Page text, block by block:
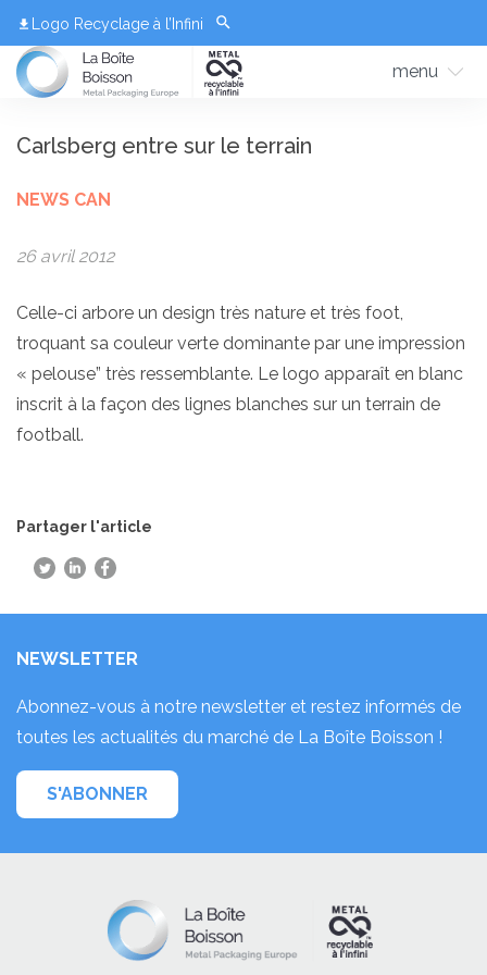
Logo Recyclage à l’Infini
menu
Carlsberg entre sur le terrain
NEWS CAN
26 avril 2012
Celle-ci arbore un design très nature et très foot,
troquant sa couleur verte dominante par une impression
« pelouse” très ressemblante. Le logo apparaît en blanc
inscrit à la façon des lignes blanches sur un terrain de
football.
Partager l'article
NEWSLETTER
Abonnez-vous à notre newsletter et restez informés de
toutes les actualités du marché de La Boîte Boisson !
S'ABONNER